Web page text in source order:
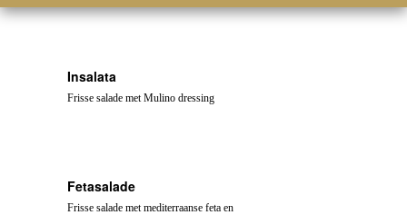
Insalata
Frisse salade met Mulino dressing
Fetasalade
Frisse salade met mediterraanse feta en